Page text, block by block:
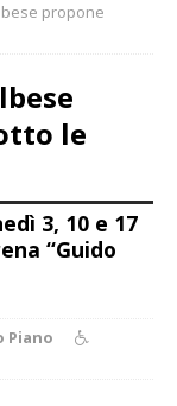
propone
le
3, 10 e 17
“Guido
Piano